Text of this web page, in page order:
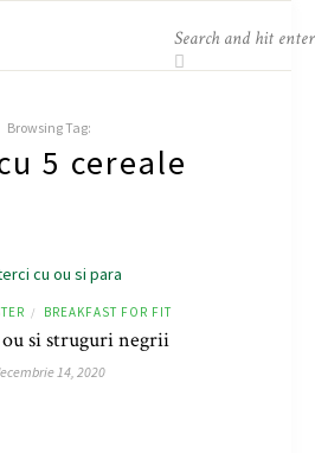
Browsing Tag:
5 cereale
/ BREAKFAST FOR FIT
si struguri negrii
14, 2020